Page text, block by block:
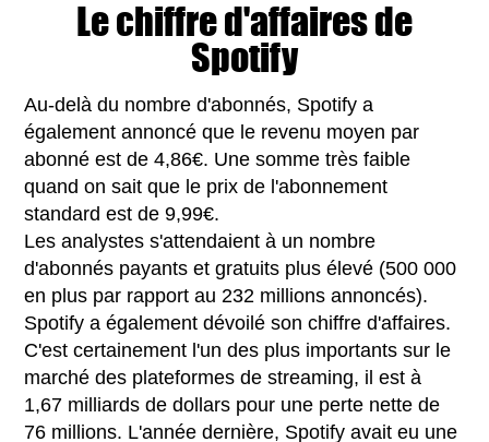
Le chiffre d'affaires de
Spotify
Au-delà du nombre d'abonnés, Spotify a
également annoncé que le revenu moyen par
abonné est de 4,86€. Une somme très faible
quand on sait que le prix de l'abonnement
standard est de 9,99€.
Les analystes s'attendaient à un nombre
d'abonnés payants et gratuits plus élevé (500 000
en plus par rapport au 232 millions annoncés).
Spotify a également dévoilé son chiffre d'affaires.
C'est certainement l'un des plus importants sur le
marché des plateformes de streaming, il est à
1,67 milliards de dollars pour une perte nette de
76 millions. L'année dernière, Spotify avait eu une